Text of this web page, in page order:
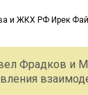
Фрадков и